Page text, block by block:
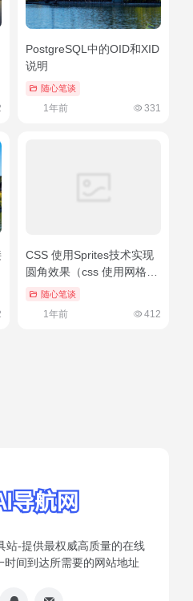
PostgreSQL中的OID和XID
说明
随心笔谈
1年前 331
CSS 使用Sprites技术实现
圆角效果（css 使用网格的
好处）快来看
随心笔谈
1年前 412
站-提供最权威高质量的在线
时间到达所需要的网站地址